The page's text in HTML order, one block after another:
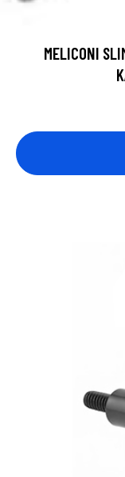
MELICONI